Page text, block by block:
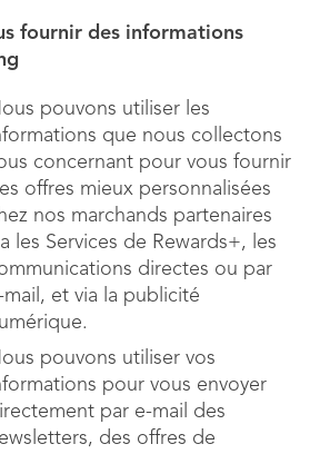
fournir des informations
pouvons utiliser les
que nous collectons
concernant pour vous fournir
offres mieux personnalisées
nos marchands partenaires
les Services de Rewards+, les
directes ou par
mail, et via la publicité
pouvons utiliser vos
pour vous envoyer
par e-mail des
des offres de